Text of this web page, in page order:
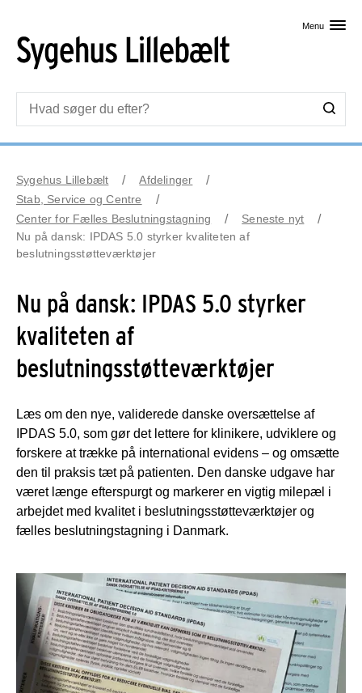
Menu
Sygehus Lillebælt
Afdelinger
Stab, Service og Centre
Center for Fælles Beslutningstagning
Seneste nyt
Nu på dansk: IPDAS 5.0 styrker kvaliteten af
beslutningsstøtteværktøjer
Nu på dansk: IPDAS 5.0 styrker
kvaliteten af
beslutningsstøtteværktøjer
Læs om den nye, validerede danske oversættelse af
IPDAS 5.0, som gør det lettere for klinikere, udviklere og
forskere at trække på international evidens – og omsætte
den til praksis tæt på patienten. Den danske udgave har
været længe efterspurgt og markerer en vigtig milepæl i
arbejdet med kvalitet i beslutningsstøtteværktøjer og
fælles beslutningstagning i Danmark.